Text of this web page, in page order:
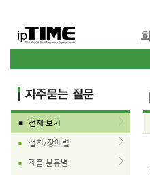
■ 전체 보기
■ 설치/장애별
■ 제품 분류별